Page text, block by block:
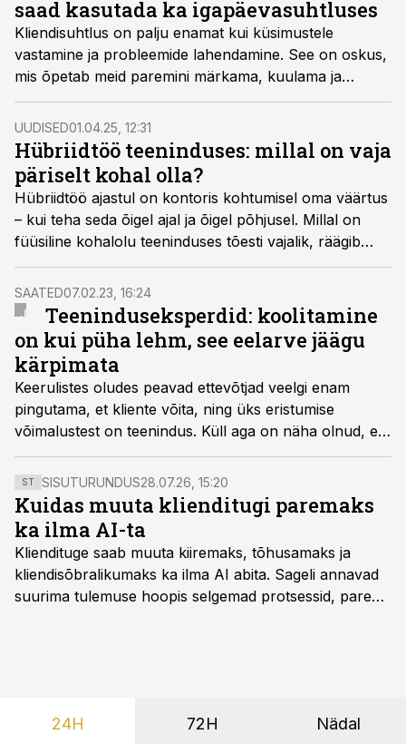
saad kasutada ka igapäevasuhtluses
Kliendisuhtlus on palju enamat kui küsimustele
vastamine ja probleemide lahendamine. See on oskus,
mis õpetab meid paremini märkama, kuulama ja
mõistma nii iseennast kui ka teisi.Tele2
personalivaldkonna juht
mis on inspireeritud klienditeenindusest ja müügitööst,
aga mida saab edukalt rakendada ka igapäevaelus –
suhtlemisel sõprade, pereliikmete või kolleegidega.
UUDISED01.04.25, 12:31
Hübriidtöö teeninduses: millal on vaja
päriselt kohal olla?
Hübriidtöö ajastul on kontoris kohtumisel oma väärtus
– kui teha seda õigel ajal ja õigel põhjusel. Millal on
füüsiline kohalolu teeninduses tõesti vajalik, räägib
Elisa teenindusjuht Kristina Judina.
SAATED07.02.23, 16:24
Teeninduseksperdid: koolitamine
on kui püha lehm, see eelarve jäägu
kärpimata
Keerulistes oludes peavad ettevõtjad veelgi enam
pingutama, et kliente võita, ning üks eristumise
võimalustest on teenindus. Küll aga on näha olnud, et
kui aeg on raske, siis üks esimesi kohti, kust hakatakse
raha kärpima, on koolitusread, selgub uhiuuest
teenindusele keskenduva sarja "Teeninduse teejuht"
avasaatest.
ST SISUTURUNDUS28.07.26, 15:20
Kuidas muuta klienditugi paremaks
ka ilma AI-ta
Kliendituge saab muuta kiiremaks, tõhusamaks ja
kliendisõbralikumaks ka ilma AI abita. Sageli annavad
suurima tulemuse hoopis selgemad protsessid, parem
24H 72H Nädal